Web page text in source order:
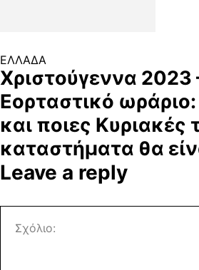
ΕΛΛΑΔΑ
Χριστούγεννα 2023
Εορταστικό
και ποιες Κυριακές
καταστήματα θα
Leave a reply